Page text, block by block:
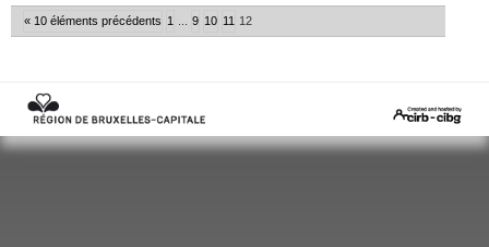
« 10 éléments précédents 1 9 10 11 12